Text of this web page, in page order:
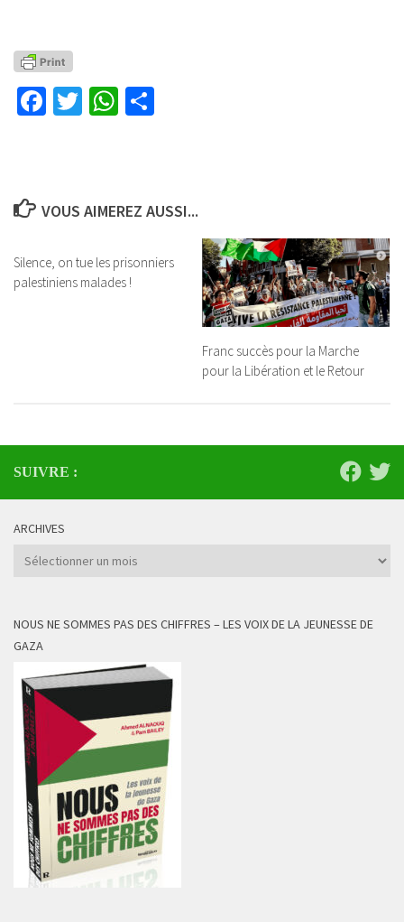
Facebook
TwitterWhatsApp
VOUS AIMEREZ AUSSI...
Silence, on tue les prisonniers
palestiniens malades !
Franc succès pour la Marche
pour la Libération et le Retour
SUIVRE :
ARCHIVES
Archives
NOUS NE SOMMES PAS DES CHIFFRES – LES VOIX DE LA JEUNESSE DE
GAZA